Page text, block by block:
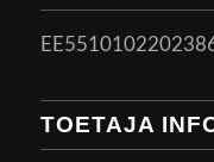
TOETAJA